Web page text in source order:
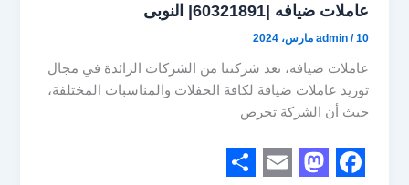
عاملات ضيافه |60321891| النوبى
admin /10 مارس، 2024
عاملات ضيافه، تعد شركتنا من الشركات الرائدة في مجال
توريد عاملات ضيافة لكافة الحفلات والمناسبات المختلفة،
حيث أن الشركة تحرص